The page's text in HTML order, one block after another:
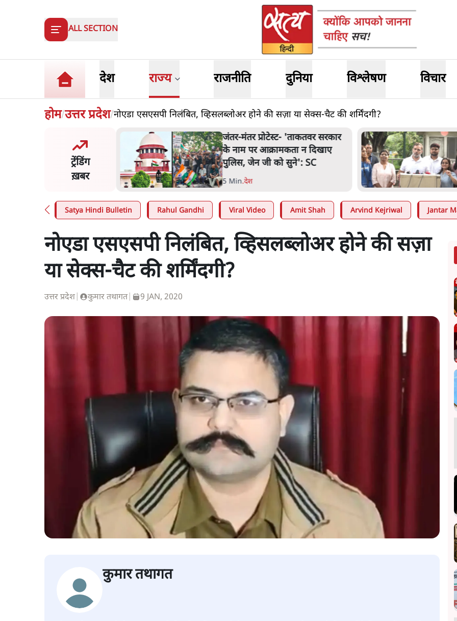
ALL SECTION
देश राज्य राजनीति दुनिया विश्लेषण विचार
होम/उत्तर प्रदेश/नोएडा एसएसपी निलंबित, व्हिसलब्लोअर होने की सज़ा या सेक्स-चैट की शर्मिंदगी?
ट्रेंडिंग
ख़बर
जंतर-मंतर प्रोटेस्ट- 'ताकतवर सरकार
के नाम पर आक्रामकता न दिखाए
पुलिस, जेन जी को सुने': SC
जंतर मंतर प्रोटेस्ट: 'युवाओं को
प्रताड़ित किया जा रहा है, पर मोदी-
शाह में बोलने की हिम्मत नहीं'- राहुल
7 Min
Satya Hindi Bulletin Rahul Gandhi Viral Video Amit Shah Arvind Kejriwal Jantar
नोएडा एसएसपी निलंबित, व्हिसलब्लोअर होने की सज़ा
या सेक्स-चैट की शर्मिंदगी?
उत्तर प्रदेश कुमार तथागत| 9 JAN, 2020
कुमार तथागत